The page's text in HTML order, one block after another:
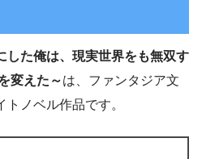
した俺は、現実世界をも無双す
変えた～は、ファンタジア文
ノベル作品です。